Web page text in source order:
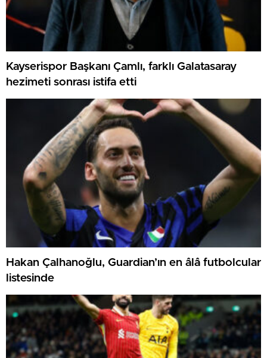
Kayserispor Başkanı Çamlı, farklı Galatasaray
hezimeti sonrası istifa etti
Hakan Çalhanoğlu, Guardian’ın en âlâ futbolcular
listesinde